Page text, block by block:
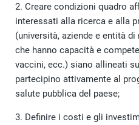
2. Creare condizioni quadro
interessati alla ricerca e alla
(università, aziende e entità
che hanno capacità e
vaccini, ecc.) siano allineati
partecipino attivamente al
salute pubblica del paese;
3. Definire i costi e gli